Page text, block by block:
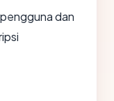
dan